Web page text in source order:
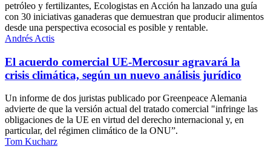
petróleo y fertilizantes, Ecologistas en Acción ha lanzado una guía
con 30 iniciativas ganaderas que demuestran que producir alimentos
desde una perspectiva ecosocial es posible y rentable.
Andrés Actis
El acuerdo comercial UE-Mercosur agravará la
crisis climática, según un nuevo análisis jurídico
Un informe de dos juristas publicado por Greenpeace Alemania
advierte de que la versión actual del tratado comercial "infringe las
obligaciones de la UE en virtud del derecho internacional y, en
particular, del régimen climático de la ONU”.
Tom Kucharz